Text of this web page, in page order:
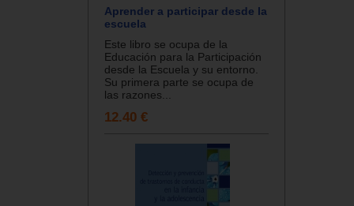
Aprender a participar desde la
escuela
Este libro se ocupa de la
Educación para la Participación
desde la Escuela y su entorno.
Su primera parte se ocupa de
las razones...
12.40 €